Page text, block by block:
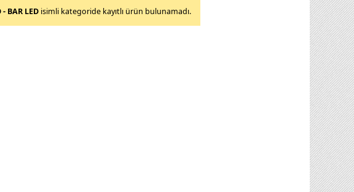
BAR LED isimli kategoride kayıtlı ürün bulunamadı.